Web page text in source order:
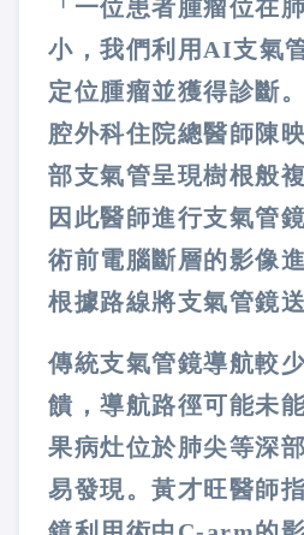
「一位患者腫瘤位在
小，我們利用AI支氣
定位腫瘤並獲得診斷
腔外科住院總醫師陳
部支氣管呈現樹根般
因此醫師進行支氣管
術前電腦斷層的影像
根據路線將支氣管鏡
傳統支氣管鏡導航較
饋，導航路徑可能未
果病灶位於肺尖等深
易發現。黃才旺醫師